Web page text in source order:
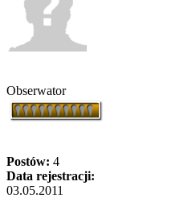
Obserwator
Postów: 4
Data rejestracji:
03.05.2011